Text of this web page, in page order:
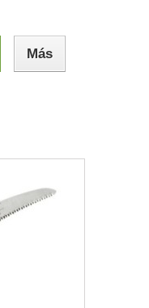
Más